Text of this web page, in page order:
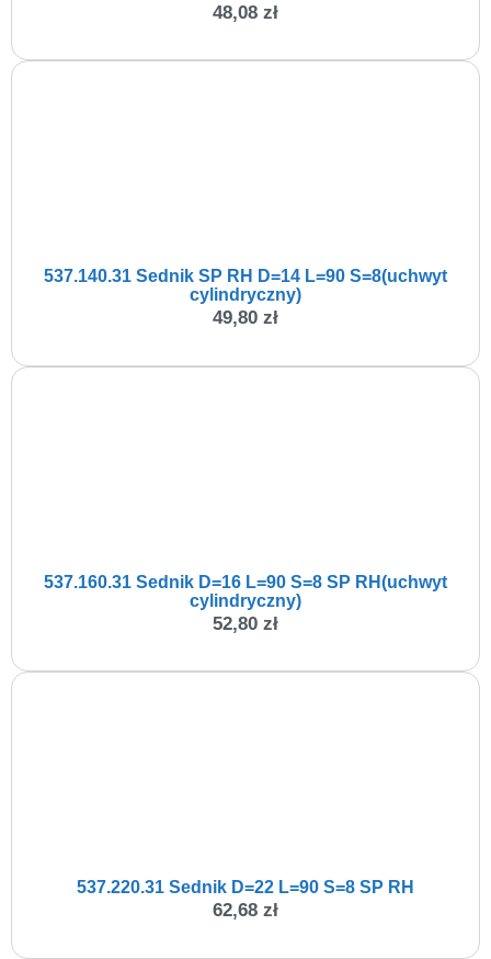
48,08 zł
537.140.31 Sednik SP RH D=14 L=90 S=8(uchwyt
cylindryczny)
49,80 zł
537.160.31 Sednik D=16 L=90 S=8 SP RH(uchwyt
cylindryczny)
52,80 zł
537.220.31 Sednik D=22 L=90 S=8 SP RH
62,68 zł